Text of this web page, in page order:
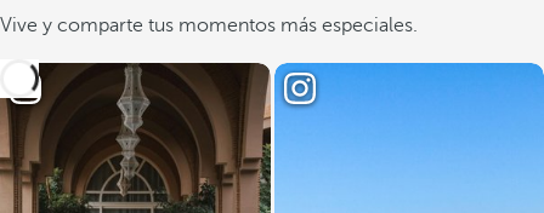
Vive y comparte tus momentos más especiales.